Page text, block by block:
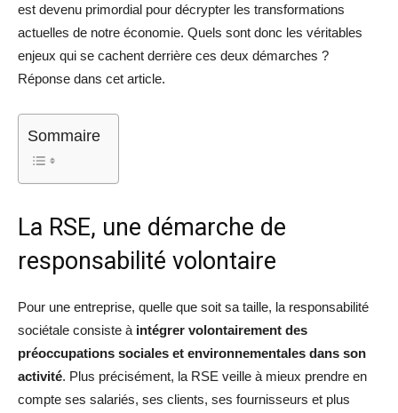
est devenu primordial pour décrypter les transformations
actuelles de notre économie. Quels sont donc les véritables
enjeux qui se cachent derrière ces deux démarches ?
Réponse dans cet article.
Sommaire
La RSE, une démarche de
responsabilité volontaire
Pour une entreprise, quelle que soit sa taille, la responsabilité
sociétale consiste à intégrer volontairement des
préoccupations sociales et environnementales dans son
activité. Plus précisément, la RSE veille à mieux prendre en
compte ses salariés, ses clients, ses fournisseurs et plus